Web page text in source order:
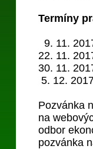
Termíny
9. 11.
22. 11.
30. 11.
5. 12.
Pozvánka
na
odbor
pozvánka